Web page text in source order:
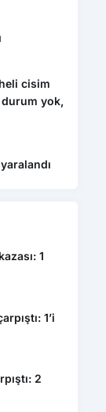
cisim
yok,
1
1’i
2